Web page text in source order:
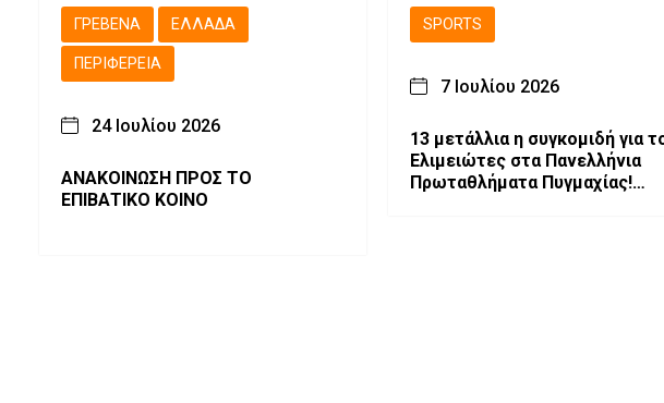
ΓΡΕΒΕΝΆ ΕΛΛΆΔΑ
ΠΕΡΙΦΈΡΕΙΑ
24 Ιουλίου 2026
ΑΝΑΚΟΙΝΩΣΗ ΠΡΟΣ ΤΟ
ΕΠΙΒΑΤΙΚΟ ΚΟΙΝΟ
SPORTS
7 Ιουλίου 2026
13 μετάλλια η συγκομιδή για
Ελιμειώτες στα Πανελλήνια
Πρωταθλήματα Πυγμαχίας!